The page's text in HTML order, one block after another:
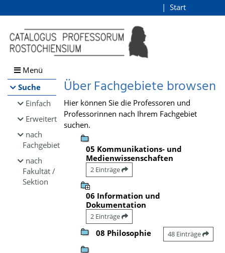
Browsen
direkt zum Inhalt
Start
Menü
Suche
Einfach
Erweitert
nach
Fachgebiet
nach
Fakultät /
Sektion
Über Fachgebiete browsen
Hier können Sie die Professoren und
Professorinnen nach Ihrem Fachgebiet
suchen.
05 Kommunikations- und
Medienwissenschaften
2 Einträge
06 Information und
Dokumentation
2 Einträge
08 Philosophie 48 Einträge